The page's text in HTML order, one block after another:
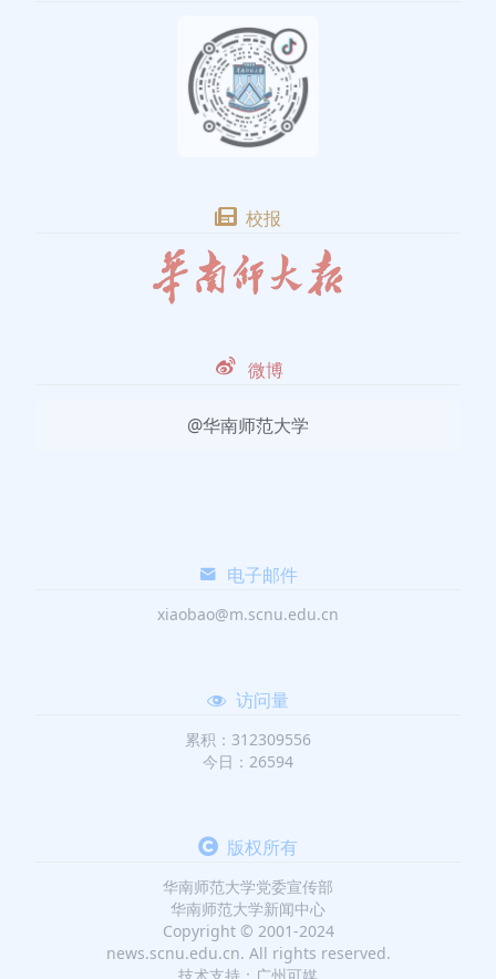
校报
微博
@华南师范大学
电子邮件
xiaobao@m.scnu.edu.cn
访问量
累积：312309556
今日：26594
版权所有
华南师范大学党委宣传部
华南师范大学新闻中心
Copyright © 2001-2024
news.scnu.edu.cn. All rights reserved.